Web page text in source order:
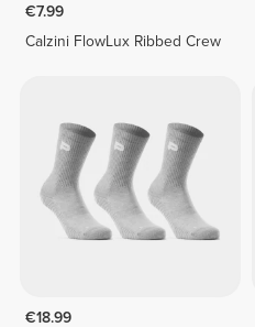
€7.99
Calzini FlowLux Ribbed Crew
€18.99